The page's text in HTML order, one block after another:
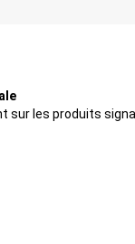
sur les produits